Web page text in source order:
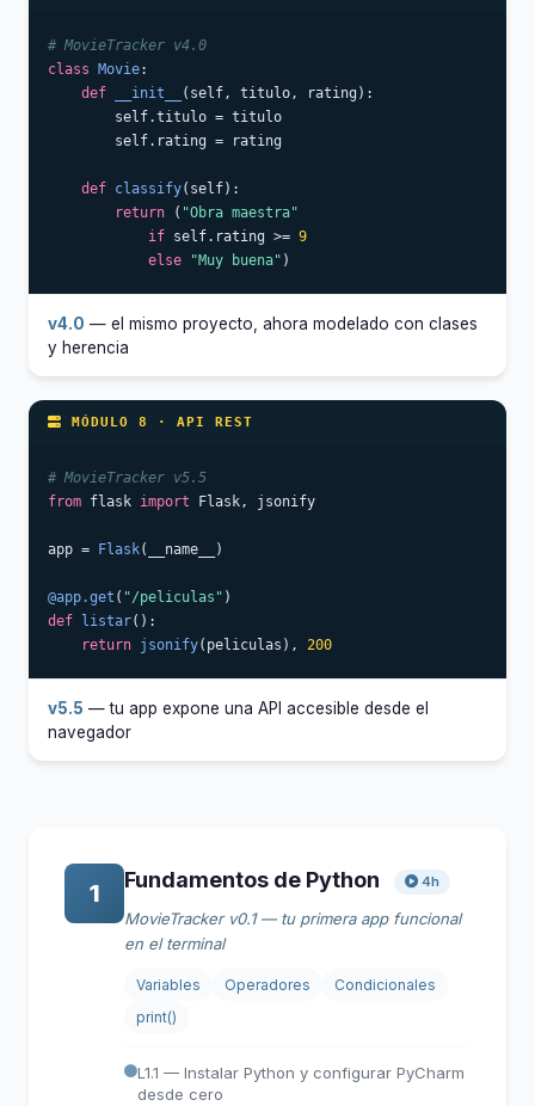
# MovieTracker v4.0
class
Movie:
def
__init__
(self, titulo, rating):
        self.titulo = titulo
        self.rating = rating
def classify(self):
return ( "Obra maestra"
if self.rating >= 9
else
"Muy buena" )
v4.0 — el mismo proyecto, ahora modelado con clases
y herencia
MÓDULO 8 · API REST
# MovieTracker v5.5
from flask import Flask, jsonify
app = Flask(__name__)
@app.get ( "/peliculas"
def
listar():
return jsonify(peliculas), 200
v5.5 — tu app expone una API accesible desde el
navegador
1 Fundamentos de Python 4h
MovieTracker v0.1 — tu primera app funcional
en el terminal
Variables Operadores
Condicionales
print()
L1.1 — Instalar Python y configurar PyCharm
desde cero